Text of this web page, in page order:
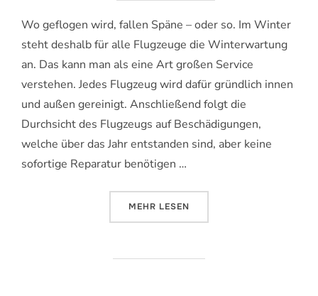
Wo geflogen wird, fallen Späne – oder so. Im Winter
steht deshalb für alle Flugzeuge die Winterwartung
an. Das kann man als eine Art großen Service
verstehen. Jedes Flugzeug wird dafür gründlich innen
und außen gereinigt. Anschließend folgt die
Durchsicht des Flugzeugs auf Beschädigungen,
welche über das Jahr entstanden sind, aber keine
sofortige Reparatur benötigen …
MEHR ÜBER „WINTERPROGRAMM:
LESEN